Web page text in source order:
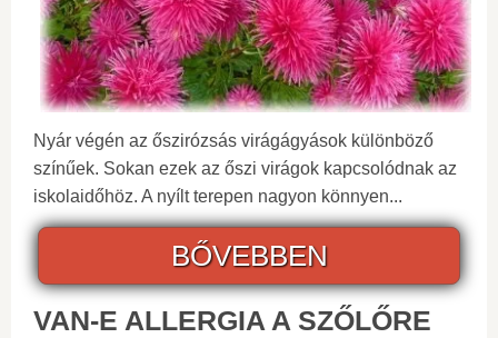
Nyár végén az őszirózsás virágágyások különböző
színűek. Sokan ezek az őszi virágok kapcsolódnak az
iskolaidőhöz. A nyílt terepen nagyon könnyen...
BŐVEBBEN
VAN-E ALLERGIA A SZŐLŐRE